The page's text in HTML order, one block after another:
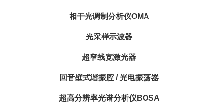
相干光调制分析仪OMA
光采样示波器
超窄线宽激光器
回音壁式谐振腔 / 光电振荡器
超高分辨率光谱分析仪BOSA